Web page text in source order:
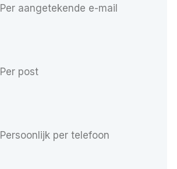
Per aangetekende e-mail
Per post
Persoonlijk per telefoon